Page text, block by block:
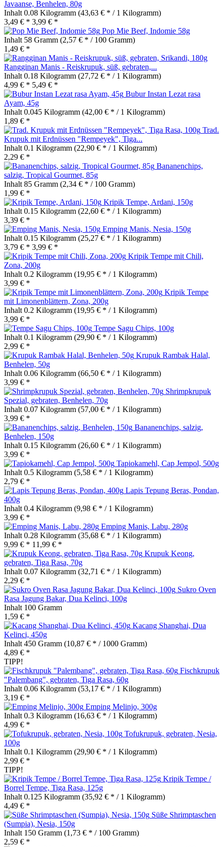
Javaanse, Benhelen, 80g
Inhalt 0.08 Kilogramm (43,63 € * / 1 Kilogramm)
3,49 € * 3,99 € *
Pop Mie Beef, Indomie 58g
Inhalt 58 Gramm (2,57 € * / 100 Gramm)
1,49 € *
Rangginan Manis - Reiskrupuk, süß, gebraten,...
Inhalt 0.18 Kilogramm (27,72 € * / 1 Kilogramm)
4,99 € * 5,49 € *
Bubur Instan Lezat rasa
Ayam, 45g
Inhalt 0.045 Kilogramm (42,00 € * / 1 Kilogramm)
1,89 € *
Trad.
Krupuk mit Erdnüssen "Rempeyek", Tiga...
Inhalt 0.1 Kilogramm (22,90 € * / 1 Kilogramm)
2,29 € *
Bananenchips,
salzig, Tropical Gourmet, 85g
Inhalt 85 Gramm (2,34 € * / 100 Gramm)
1,99 € *
Kripik Tempe, Ardani, 150g
Inhalt 0.15 Kilogramm (22,60 € * / 1 Kilogramm)
3,39 € *
Emping Manis, Nesia, 150g
Inhalt 0.15 Kilogramm (25,27 € * / 1 Kilogramm)
3,79 € * 3,99 € *
Kripik Tempe mit Chili,
Zona, 200g
Inhalt 0.2 Kilogramm (19,95 € * / 1 Kilogramm)
3,99 € *
Kripik Tempe
mit Limonenblättern, Zona, 200g
Inhalt 0.2 Kilogramm (19,95 € * / 1 Kilogramm)
3,99 € *
Tempe Sagu Chips, 100g
Inhalt 0.1 Kilogramm (29,90 € * / 1 Kilogramm)
2,99 € *
Krupuk Rambak Halal,
Benhelen, 50g
Inhalt 0.06 Kilogramm (66,50 € * / 1 Kilogramm)
3,99 € *
Shrimpkrupuk
Spezial, gebraten, Benhelen, 70g
Inhalt 0.07 Kilogramm (57,00 € * / 1 Kilogramm)
3,99 € *
Bananenchips, salzig,
Benhelen, 150g
Inhalt 0.15 Kilogramm (26,60 € * / 1 Kilogramm)
3,99 € *
Tapiokamehl, Cap Jempol, 500g
Inhalt 0.5 Kilogramm (5,58 € * / 1 Kilogramm)
2,79 € *
Lapis Tepung Beras, Pondan,
400g
Inhalt 0.4 Kilogramm (9,98 € * / 1 Kilogramm)
3,99 € *
Emping Manis, Labu, 280g
Inhalt 0.28 Kilogramm (35,68 € * / 1 Kilogramm)
9,99 € * 11,99 € *
Krupuk Keong,
gebraten, Tiga Rasa, 70g
Inhalt 0.07 Kilogramm (32,71 € * / 1 Kilogramm)
2,29 € *
Sukro Oven
Rasa Jagung Bakar, Dua Kelinci, 100g
Inhalt 100 Gramm
1,59 € *
Kacang Shanghai, Dua
Kelinci, 450g
Inhalt 450 Gramm (10,87 € * / 1000 Gramm)
4,89 € *
TIPP!
Fischkrupuk
"Palembang", gebraten, Tiga Rasa, 60g
Inhalt 0.06 Kilogramm (53,17 € * / 1 Kilogramm)
3,19 € *
Emping Melinjo, 300g
Inhalt 0.3 Kilogramm (16,63 € * / 1 Kilogramm)
4,99 € *
Tofukrupuk, gebraten, Nesia,
100g
Inhalt 0.1 Kilogramm (29,90 € * / 1 Kilogramm)
2,99 € *
TIPP!
Kripik Tempe /
Borrel Tempe, Tiga Rasa, 125g
Inhalt 0.125 Kilogramm (35,92 € * / 1 Kilogramm)
4,49 € *
Süße Shrimptaschen
(Sumpia), Nesia, 150g
Inhalt 150 Gramm (1,73 € * / 100 Gramm)
2,59 € *